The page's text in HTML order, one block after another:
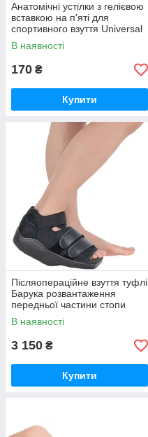
Анатомічні устілки з гелієвою
вставкою на п'яті для
спортивного взуття Universal
4RestOrto Форест Орто 09-
907
В наявності
170 ₴
Купити
Післяопераційне взуття туфлі
Барука розвантаження
передньої частини стопи
4Rest Orto Форест Орто
В наявності
3 150 ₴
Купити